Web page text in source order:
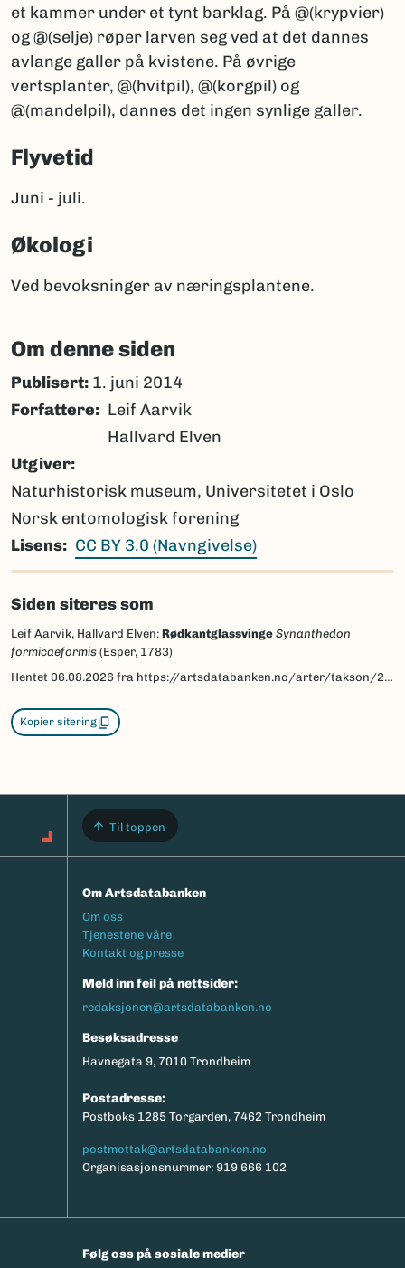
et kammer under et tynt barklag. På @(krypvier)
og @(selje) røper larven seg ved at det dannes
avlange galler på kvistene. På øvrige
vertsplanter, @(hvitpil), @(korgpil) og
@(mandelpil), dannes det ingen synlige galler.
Flyvetid
Juni - juli.
Økologi
Ved bevoksninger av næringsplantene.
Om denne siden
Publisert: 1. juni 2014
Forfattere
Leif Aarvik
Hallvard Elven
Utgiver
Naturhistorisk museum, Universitetet i Oslo
Norsk entomologisk forening
Lisens
CC BY 3.0 (Navngivelse)
Siden siteres som
Leif Aarvik, Hallvard Elven: Rødkantglassvinge Synanthedon
formicaeformis (Esper, 1783)
Hentet 06.08.2026 fra https://artsdatabanken.no/arter/takson/28855/beskrivelse
Kopier sitering
Til toppen
Om Artsdatabanken
Footermeny
Om oss
Tjenestene våre
Kontakt og presse
Meld inn feil på nettsider:
redaksjonen@artsdatabanken.no
Besøksadresse
Havnegata 9, 7010 Trondheim
Postadresse:
Postboks 1285 Torgarden, 7462 Trondheim
postmottak@artsdatabanken.no
Organisasjonsnummer: 919 666 102
Følg oss på sosiale medier